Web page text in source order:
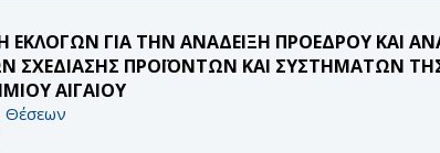
ΕΚΛΟΓΩΝ ΓΙΑ ΤΗΝ ΑΝΑΔΕΙΞΗ ΠΡΟΕΔΡΟΥ ΚΑΙ
ΣΧΕΔΙΑΣΗΣ ΠΡΟΪΟΝΤΩΝ ΚΑΙ ΣΥΣΤΗΜΑΤΩΝ
ΑΙΓΑΙΟΥ
Θέσεων